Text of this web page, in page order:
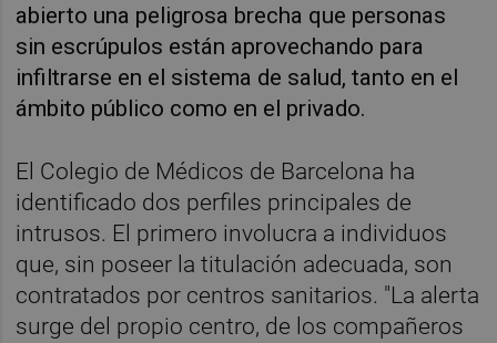
abierto una peligrosa brecha que personas
sin escrúpulos están aprovechando para
infiltrarse en el sistema de salud, tanto en el
ámbito público como en el privado.
El Colegio de Médicos de Barcelona ha
identificado dos perfiles principales de
intrusos. El primero involucra a individuos
que, sin poseer la titulación adecuada, son
contratados por centros sanitarios. "La alerta
surge del propio centro, de los compañeros